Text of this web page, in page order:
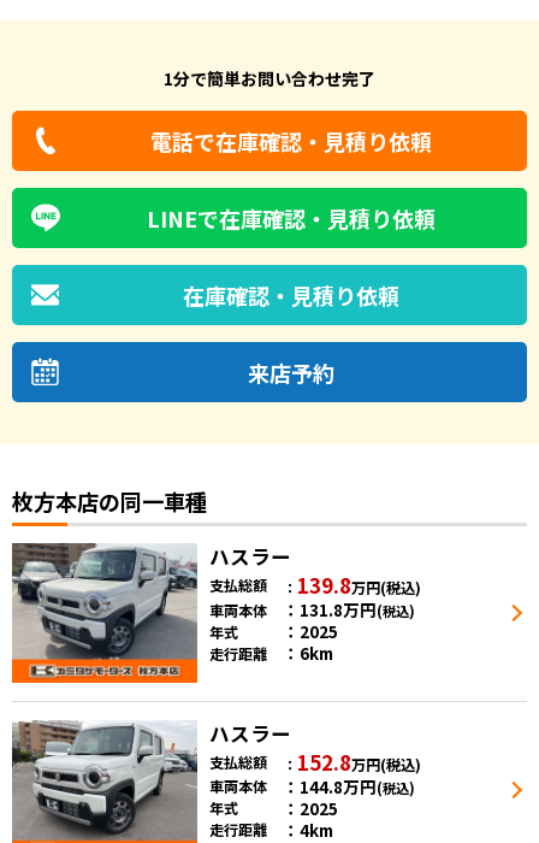
1分で簡単お問い合わせ完了
電話で在庫確認・見積り依頼
LINEで在庫確認・見積り依頼
在庫確認・見積り依頼
来店予約
枚方本店の同一車種
ハスラー
支払総額 139.8万円(税込)
車両本体
131.8万円(税込)
年式 2025
走行距離 6km
ハスラー
支払総額 152.8万円(税込)
車両本体
144.8万円(税込)
年式 2025
走行距離 4km